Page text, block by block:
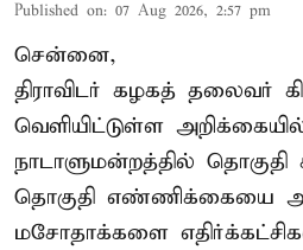
Published on: 07 Aug 2026, 2:57 pm
சென்னை,
திராவிடர் கழகத் தலைவர்
வெளியிட்டுள்ள அறிக்கையில்
நாடாளுமன்றத்தில் தொகுதி
தொகுதி எண்ணிக்கையை
மசோதாக்களை